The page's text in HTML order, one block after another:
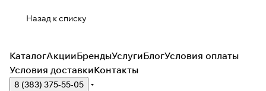
Назад к списку
КаталогАкцииБрендыУслугиБлогУсловия оплаты
Условия доставкиКонтакты
8 (383) 375-55-05